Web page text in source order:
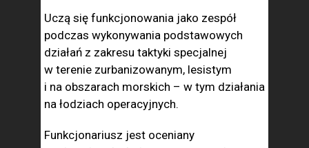
Uczą się funkcjonowania jako ze­spół
podczas wykonywania podsta­wowych
działań z zakresu taktyki specjalnej
w terenie zurbanizowa­nym, lesistym
i na obszarach morskich – w tym działania
na łodziach operacyjnych.
Funkcjo­nariusz jest oceniany